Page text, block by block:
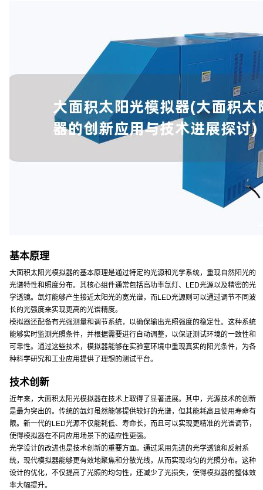
基本原理
大面积太阳光模拟器的基本原理是通过特定的光源和光学系统，重现自然阳光的
光谱特性和照度分布。其核心组件通常包括高功率氙灯、LED光源以及精密的光
学透镜。氙灯能够产生接近太阳光的宽光谱，而LED光源则可以通过调节不同波
长的光强度来实现更高的光谱精度。
模拟器还配备有光强测量和调节系统，以确保输出光照强度的稳定性。这种系统
能够实时监测光照条件，并根据需要进行自动调整，以保证测试环境的一致性和
可靠性。通过这些技术，模拟器能够在实验室环境中重现真实的阳光条件，为各
种科学研究和工业应用提供了理想的测试平台。
技术创新
近年来，大面积太阳光模拟器在技术上取得了显著进展。其中，光源技术的创新
是最为突出的。传统的氙灯虽然能够提供较好的光谱，但其能耗高且使用寿命有
限。新一代的LED光源不仅能耗低、寿命长，而且可以实现更精准的光谱调节，
使得模拟器在不同应用场景下的适应性更强。
光学设计的改进也是技术创新的重要方面。通过采用先进的光学透镜和反射系
统，现代模拟器能够更有效地聚焦和分散光线，从而实现均匀的光照分布。这种
设计的优化，不仅提高了光照的均匀性，还减少了光损失，使得模拟器的整体效
率大幅提升。